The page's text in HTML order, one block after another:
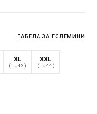
ТАБЕЛА ЗА ГОЛЕМИНИ
XL
(EU42)
XXL
(EU44)